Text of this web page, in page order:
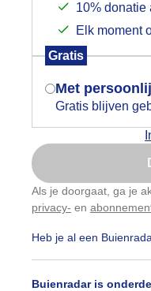
10% donatie
Elk moment
Gratis
Met
Gratis blijven
Als je doorgaat, ga je
privacy- en
Heb je al een
Buienradar is
Indien je hier
gegeven,
je browser
Is
Nu
Gebruik je Safari en
Klikhier